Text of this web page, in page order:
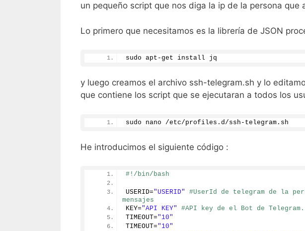
un pequeño script que nos diga la ip de la persona que
Lo primero que necesitamos es la librería de JSON
sudo apt-get install jq
y luego creamos el archivo ssh-telegram.sh y lo
que contiene los script que se ejecutaran a todos los
sudo nano /etc/profiles. d /ssh-telegram. sh
He introducimos el siguiente código :
#!/bin/bash
USERID="USERID"
#UserId de telegram de la
mensajes
KEY="API KEY"
#API key de el Bot de Telegram.
TIMEOUT="10"
TIMEOUT="10"